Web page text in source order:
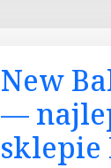
New
—
sklepie